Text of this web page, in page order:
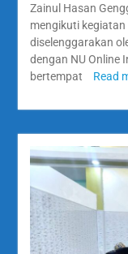
Zainul Hasan
mengikuti kegiatan
diselenggarakan
dengan NU Online
bertempat
Read